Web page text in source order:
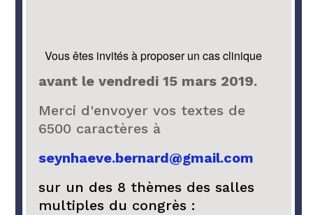
Vous êtes invités à proposer un cas clinique
avant le vendredi 15 mars 2019.
Merci d'envoyer vos textes de
6500 caractères à
seynhaeve.bernard@gmail.com
sur un des 8 thèmes des salles
multiples du congrès :